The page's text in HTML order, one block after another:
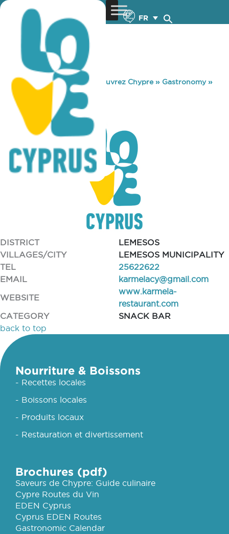
FR
You are here: Home »Découvrez Chypre» Gastronomy»
KARMELA
KARMELA
DISTRICT
LEMESOS
VILLAGES/CITY
LEMESOS MUNICIPALITY
TEL
25622622
EMAIL
karmelacy@gmail.com
WEBSITE
www.karmela-
restaurant.com
CATEGORY
SNACK BAR
back to top
Nourriture & Boissons
- Recettes locales
- Boissons locales
- Produits locaux
- Restauration et divertissement
Brochures (pdf)
Saveurs de Chypre: Guide culinaire
Cypre Routes du Vin
EDEN Cyprus
Cyprus EDEN Routes
Gastronomic Calendar